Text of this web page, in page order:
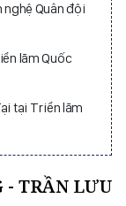
Quân đội
lãm Quốc
tại Triển lãm
- TRẦN LƯU